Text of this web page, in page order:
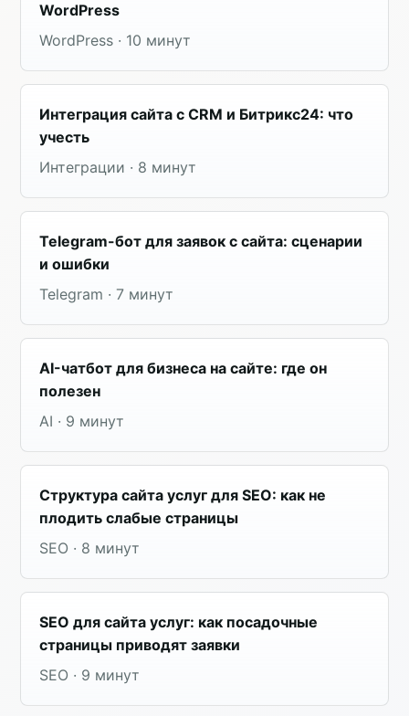
WordPress
WordPress · 10 минут
Интеграция сайта с CRM и Битрикс24: что
учесть
Интеграции · 8 минут
Telegram-бот для заявок с сайта: сценарии
и ошибки
Telegram · 7 минут
AI-чатбот для бизнеса на сайте: где он
полезен
AI · 9 минут
Структура сайта услуг для SEO: как не
плодить слабые страницы
SEO · 8 минут
SEO для сайта услуг: как посадочные
страницы приводят заявки
SEO · 9 минут